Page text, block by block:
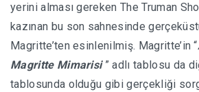
yerini alması gereken The Truman
kazınan bu son sahnesinde
Magritte’ten esinlenilmiş. Magritte’in “
Magritte Mimarisi ” adlı tablosu da
tablosunda olduğu gibi gerçekliği